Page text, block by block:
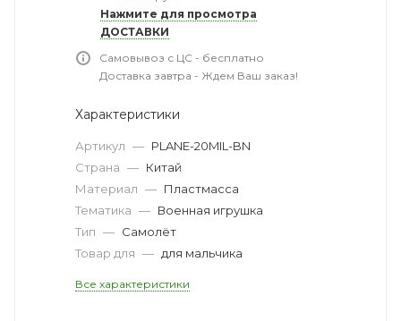
Нажмите для просмотра
ДОСТАВКИ
Самовывоз с ЦС - бесплатно
Доставка завтра - Ждем Ваш заказ!
Характеристики
Артикул — PLANE-20MIL-BN
Страна — Китай
Материал — Пластмасса
Тематика — Военная игрушка
Тип — Самолёт
Товар для — для мальчика
Все характеристики